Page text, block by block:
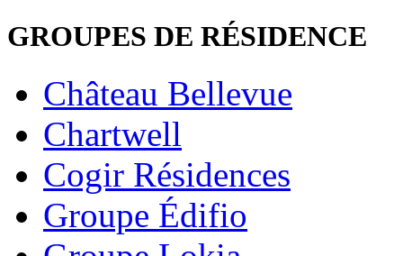
GROUPES DE RÉSIDENCE
Château Bellevue
Chartwell
Cogir Résidences
Groupe Édifio